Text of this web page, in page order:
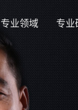
专业领域 专业